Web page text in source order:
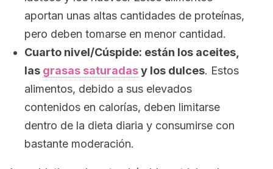
aportan unas altas cantidades de proteínas,
pero deben tomarse en menor cantidad.
Cuarto nivel/Cúspide: están los aceites,
las grasas saturadasy los dulces. Estos
alimentos, debido a sus elevados
contenidos en calorías, deben limitarse
dentro de la dieta diaria y consumirse con
bastante moderación.